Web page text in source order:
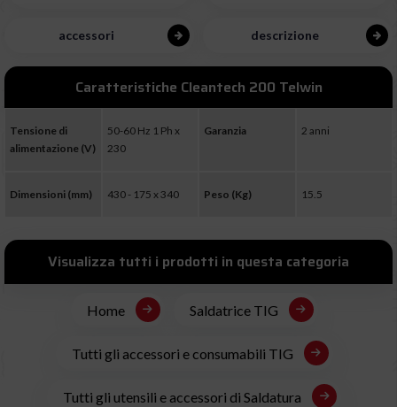
accessori descrizione
Caratteristiche Cleantech 200 Telwin
Tensione di
alimentazione (V)
50-60 Hz 1 Ph x
230
Garanzia 2 anni
Dimensioni (mm) 430 - 175 x 340 Peso (Kg) 15.5
Visualizza tutti i prodotti in questa categoria
Home Saldatrice TIG
Tutti gli accessori e consumabili TIG
Tutti gli utensili e accessori di Saldatura